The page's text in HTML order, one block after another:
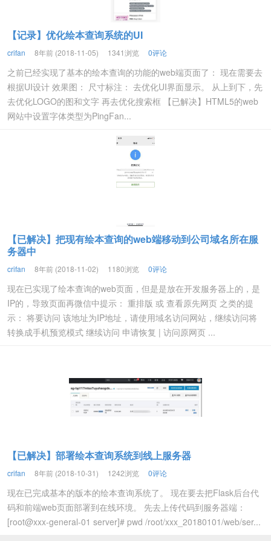
【记录】优化绘本查询系统的UI
crifan 8年前 (2018-11-05) 1341浏览 0评论
之前已经实现了基本的绘本查询的功能的web端页面了： 现在需要去
根据UI设计 效果图： 尺寸标注： 去优化UI界面显示。 从上到下，先
去优化LOGO的图和文字 再去优化搜索框 【已解决】HTML5的web
网站中设置字体类型为PingFan...
【已解决】把现有绘本查询的web端移动到公司域名所在服
务器中
crifan 8年前 (2018-11-02) 1180浏览 0评论
现在已实现了绘本查询的web页面，但是是放在开发服务器上的，是
IP的，导致页面再微信中提示： 重排版 或 查看原先网页 之类的提
示： 将要访问 该地址为IP地址，请使用域名访问网站，继续访问将
转换成手机预览模式 继续访问 申请恢复 | 访问原网页 ...
【已解决】部署绘本查询系统到线上服务器
crifan 8年前 (2018-10-31) 1242浏览 0评论
现在已完成基本的版本的绘本查询系统了。 现在要去把Flask后台代
码和前端web页面部署到在线环境。 先去上传代码到服务器端：
[root@xxx-general-01 server]# pwd /root/xxx_20180101/web/ser...